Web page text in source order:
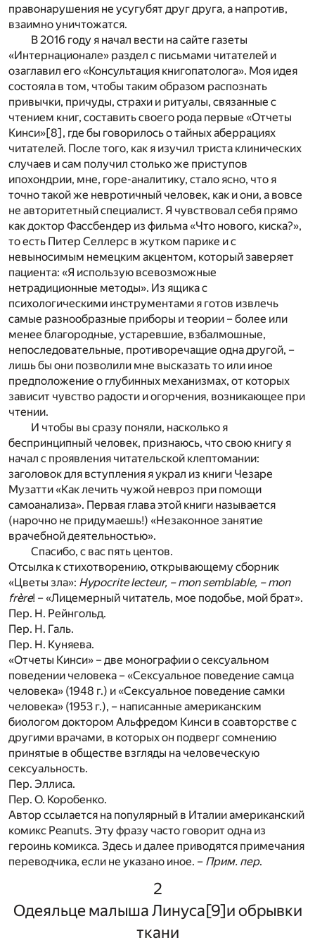
правонарушения не усугубят друг друга, а напротив,
взаимно уничтожатся.
В 2016 году я начал вести на сайте газеты
«Интернационале» раздел с письмами читателей и
озаглавил его «Консультация книгопатолога». Моя идея
состояла в том, чтобы таким образом распознать
привычки, причуды, страхи и ритуалы, связанные с
чтением книг, составить своего рода первые «Отчеты
Кинси»[8], где бы говорилось о тайных аберрациях
читателей. После того, как я изучил триста клинических
случаев и сам получил столько же приступов
ипохондрии, мне, горе-аналитику, стало ясно, что я
точно такой же невротичный человек, как и они, а вовсе
не авторитетный специалист. Я чувствовал себя прямо
как доктор Фассбендер из фильма «Что нового, киска?»,
то есть Питер Селлерс в жутком парике и с
невыносимым немецким акцентом, который заверяет
пациента: «Я использую всевозможные
нетрадиционные методы». Из ящика с
психологическими инструментами я готов извлечь
самые разнообразные приборы и теории – более или
менее благородные, устаревшие, взбалмошные,
непоследовательные, противоречащие одна другой, –
лишь бы они позволили мне высказать то или иное
предположение о глубинных механизмах, от которых
зависит чувство радости и огорчения, возникающее при
чтении.
И чтобы вы сразу поняли, насколько я
беспринципный человек, признаюсь, что свою книгу я
начал с проявления читательской клептомании:
заголовок для вступления я украл из книги Чезаре
Музатти «Как лечить чужой невроз при помощи
самоанализа». Первая глава этой книги называется
(нарочно не придумаешь!) «Незаконное занятие
врачебной деятельностью».
Спасибо, с вас пять центов.
Отсылка к стихотворению, открывающему сборник
«Цветы зла»: Hypocrite lecteur, – mon semblable, – mon
frère! – «Лицемерный читатель, мое подобье, мой брат».
Пер. Н. Рейнгольд.
Пер. Н. Галь.
Пер. Н. Куняева.
«Отчеты Кинси» – две монографии о сексуальном
поведении человека – «Сексуальное поведение самца
человека» (1948 г.) и «Сексуальное поведение самки
человека» (1953 г.), – написанные американским
биологом доктором Альфредом Кинси в соавторстве с
другими врачами, в которых он подверг сомнению
принятые в обществе взгляды на человеческую
сексуальность.
Пер. Эллиса.
Пер. О. Коробенко.
Автор ссылается на популярный в Италии американский
комикс Peanuts. Эту фразу часто говорит одна из
героинь комикса. Здесь и далее приводятся примечания
переводчика, если не указано иное. – Прим. пер.
2
Одеяльце малыша Линуса[9]и обрывки
ткани